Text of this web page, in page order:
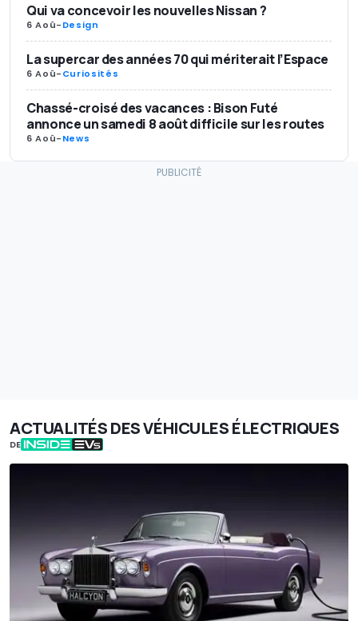
Qui va concevoir les nouvelles Nissan ?
6 Aoû-Design
La supercar des années 70 qui mériterait l’Espace
6 Aoû-Curiosités
Chassé-croisé des vacances : Bison Futé
annonce un samedi 8 août difficile sur les routes
6 Aoû-News
ACTUALITÉS DES VÉHICULES ÉLECTRIQUES
DE